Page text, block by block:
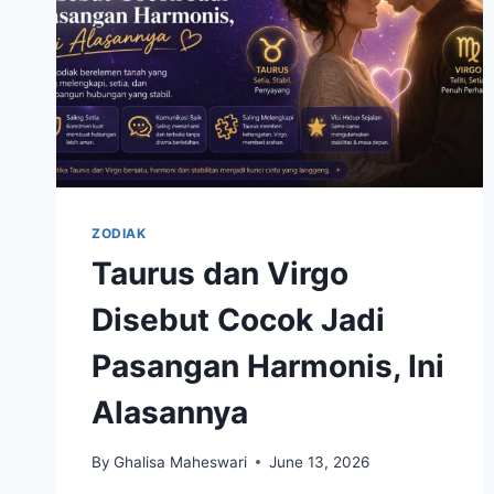
ZODIAK
Taurus dan Virgo
Disebut Cocok Jadi
Pasangan Harmonis, Ini
Alasannya
By Ghalisa Maheswari June 13, 2026